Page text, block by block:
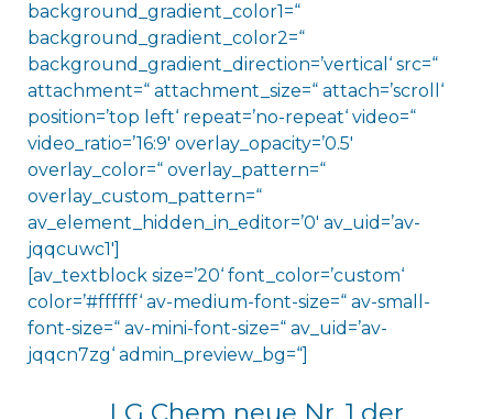
background_gradient_color1=“
background_gradient_color2=“
background_gradient_direction=’vertical‘ src=“
attachment=“ attachment_size=“ attach=’scroll‘
position=’top left‘ repeat=’no-repeat‘ video=“
video_ratio=’16:9′ overlay_opacity=’0.5′
overlay_color=“ overlay_pattern=“
overlay_custom_pattern=“
av_element_hidden_in_editor=’0′ av_uid=’av-
jqqcuwc1′]
[av_textblock size=’20‘ font_color=’custom‘
color=’#ffffff‘ av-medium-font-size=“ av-small-
font-size=“ av-mini-font-size=“ av_uid=’av-
jqqcn7zg‘ admin_preview_bg=“]
LG Chem neue Nr. 1 der